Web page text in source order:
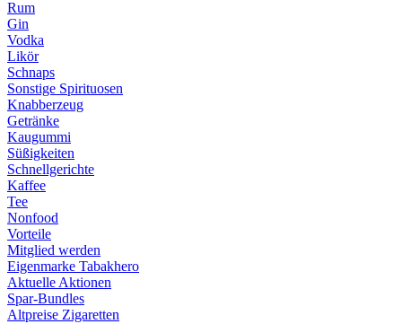
Rum
Gin
Vodka
Likör
Schnaps
Sonstige Spirituosen
Knabberzeug
Getränke
Kaugummi
Süßigkeiten
Schnellgerichte
Kaffee
Tee
Nonfood
Vorteile
Mitglied werden
Eigenmarke Tabakhero
Aktuelle Aktionen
Spar-Bundles
Altpreise Zigaretten